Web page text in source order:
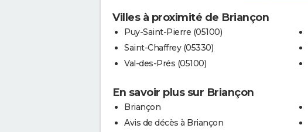
Villes à proximité de Briançon
Puy-Saint-Pierre (05100)
Saint-Chaffrey (05330)
Val-des-Prés (05100)
En savoir plus sur Briançon
Briançon
Avis de décès à Briançon